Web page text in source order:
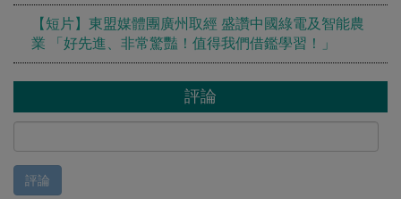
【短片】東盟媒體團廣州取經 盛讚中國綠電及智能農
業 「好先進、非常驚豔！值得我們借鑑學習！」
評論
評論